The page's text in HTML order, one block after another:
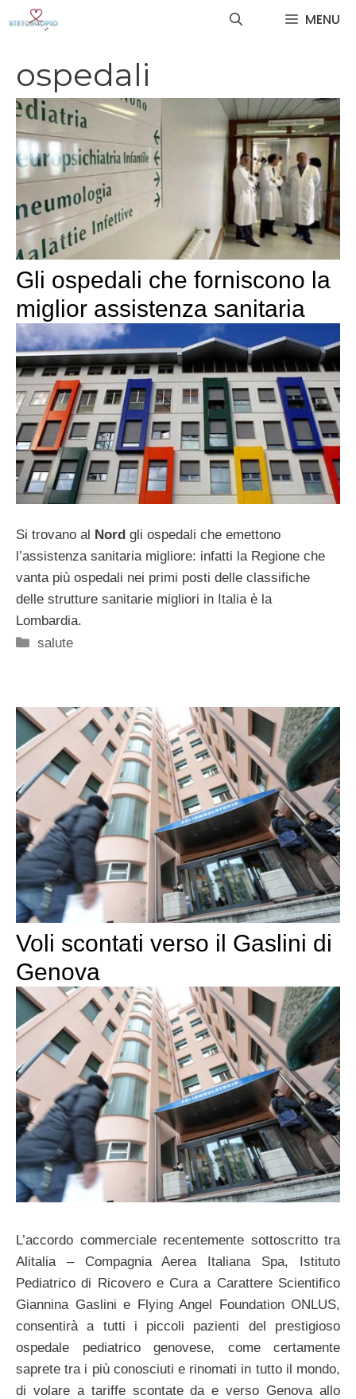
MENU
ospedali
Gli ospedali che forniscono la
miglior assistenza sanitaria
Si trovano al Nord gli ospedali che emettono
l’assistenza sanitaria migliore: infatti la Regione che
vanta più ospedali nei primi posti delle classifiche
delle strutture sanitarie migliori in Italia è la
Lombardia.
Categorie
salute
Voli scontati verso il Gaslini di
Genova
L’accordo commerciale recentemente sottoscritto tra
Alitalia – Compagnia Aerea Italiana Spa, Istituto
Pediatrico di Ricovero e Cura a Carattere Scientifico
Giannina Gaslini e Flying Angel Foundation ONLUS,
consentirà a tutti i piccoli pazienti del prestigioso
ospedale pediatrico genovese, come certamente
saprete tra i più conosciuti e rinomati in tutto il mondo,
di volare a tariffe scontate da e verso Genova allo